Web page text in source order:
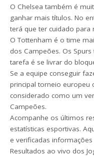
O Chelsea também é
ganhar mais títulos. No
terá que ter cuidado
O Tottenham é o time
dos Campeões. Os
tarefa é se livrar do
Se a equipe conseguir
principal torneio europeu
considerado como um
Campeões.
Acompanhe os últimos
estatísticas esportivas.
e verificadas
Resultados ao vivo dos